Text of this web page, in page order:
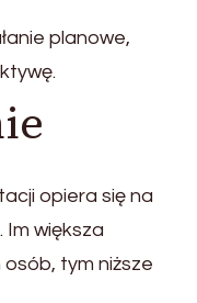
planowe,
opiera się na
większa
tym niższe